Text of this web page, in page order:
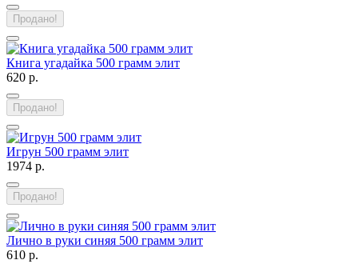
Продано!
Книга угадайка 500 грамм элит
620 р.
Продано!
Игрун 500 грамм элит
1974 р.
Продано!
Лично в руки синяя 500 грамм элит
610 р.